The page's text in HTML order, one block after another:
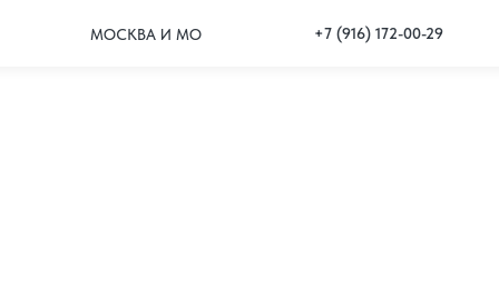
МОСКВА И МО +7 (916) 172-00-29